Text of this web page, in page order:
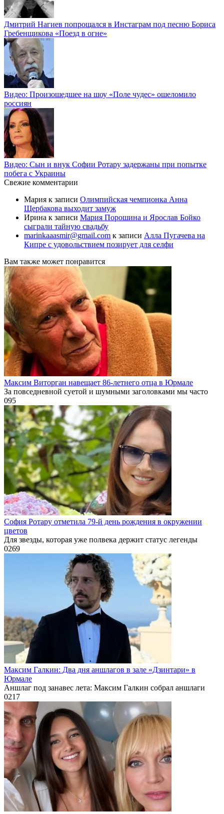
Дмитрий Нагиев попрощался в Инстаграм под песню Бориса
Гребенщикова «Поезд в огне»
Видео: Произошедшее на шоу «Поле чудес» ошеломило
россиян
Видео: Сын и внук Софии Ротару задержаны при попытке
побега с Украины
Свежие комментарии
Мария к записи Олимпийская чемпионка Анна
Щербакова выходит замуж
Ирина к записи Мария Порошина и Ярослав Бойко
сыграли тайную свадьбу
marinkaaasmir@gmail.com к записи Алла Пугачева на
Кипре с удовольствием позирует для селфи
Вам также может понравится
Максим Виторган навещает 86-летнего отца в Юрмале
За повседневной суетой и шумными заголовками мы часто
095
София Ротару отметила 79-й день рождения в окружении
цветов
Для звезды, которая уже полвека держит статус легенды
0269
Максим Галкин: Два дня аншлагов в зале «Дзинтари» в
Юрмале
Аншлаг под занавес лета: Максим Галкин собрал аншлаги
0217